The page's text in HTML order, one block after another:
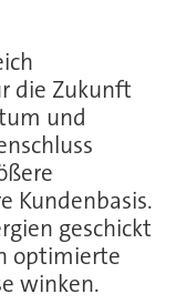
die Zukunft
und
Kundenbasis.
geschickt
optimierte
winken.